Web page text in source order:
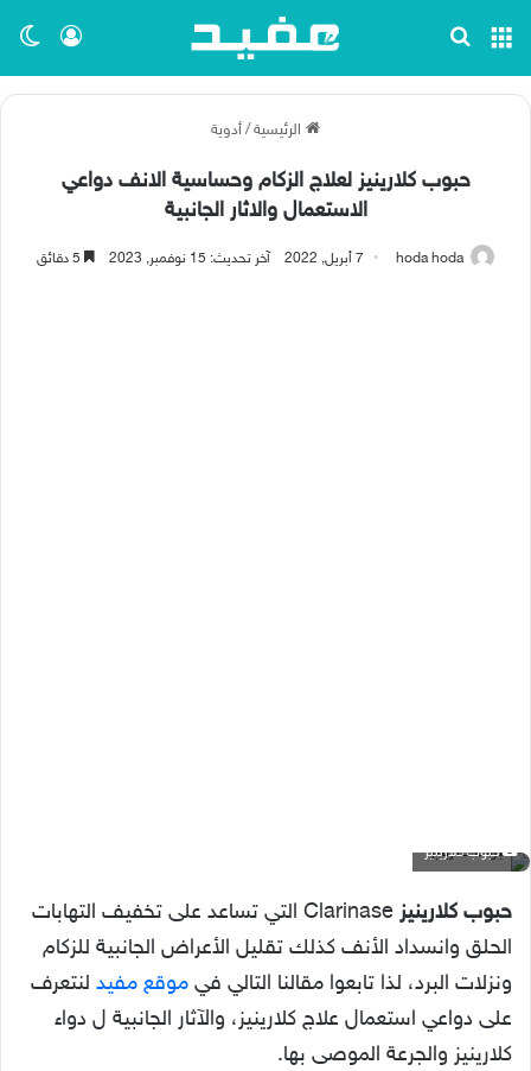
تسجيل القائمة
الرئيسية/أدوية
حبوب كلارينيز لعلاج الزكام وحساسية الانف دواعي
الاستعمال والاثار الجانبية
hoda hoda 7 أبريل, 2022 آخر تحديث: 15 نوفمبر, 2023
حبوب كلارينيز
حبوب كلارينيز
Clarinase التي تساعد على تخفيف التهابات
الحلق وانسداد الأنف كذلك تقليل الأعراض الجانبية للزكام
ونزلات البرد، لذا تابعوا مقالنا التالي في موقع مفيد لنتعرف
على دواعي استعمال علاج كلارينيز، والآثار الجانبية ل دواء
كلارينيز والجرعة الموصى بها.